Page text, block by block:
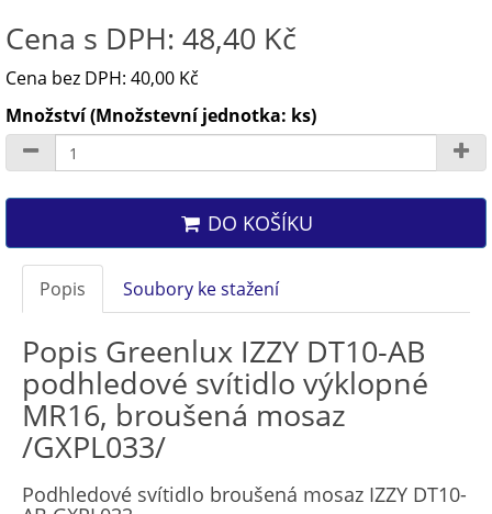
Cena s DPH: 48,40 Kč
Cena bez DPH: 40,00 Kč
Množství (Množstevní jednotka: ks)
DO KOŠÍKU
Popis Soubory ke stažení
Popis Greenlux IZZY DT10-AB
podhledové svítidlo výklopné
MR16, broušená mosaz
/GXPL033/
Podhledové svítidlo broušená mosaz IZZY DT10-